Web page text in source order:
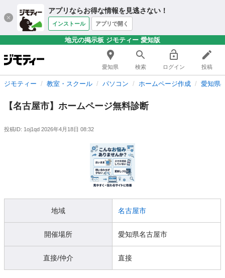
アプリならお得な情報を見逃さない！
インストール アプリで開く
地元の掲示板 ジモティー 愛知版
愛知県 検索 ログイン 投稿
ジモティー 教室・スクール パソコン ホームページ作成 愛知県
【名古屋市】ホームページ無料診断
投稿ID: 1oj1qd 2026年4月18日 08:32
地域 名古屋市
開催場所 愛知県名古屋市
直接/仲介 直接